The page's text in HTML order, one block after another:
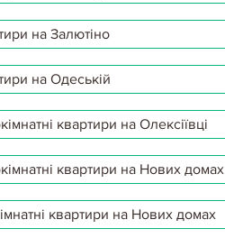
на Залютіно
на Одеській
квартири на Олексіївці
квартири на Нових домах
квартири на Нових домах